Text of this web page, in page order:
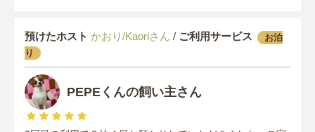
預けたホスト かおり/Kaoriさん / ご利用サービス
お泊
り
PEPEくんの飼い主さん